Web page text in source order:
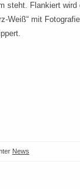
steht. Flankiert
Weiß“ mit
News